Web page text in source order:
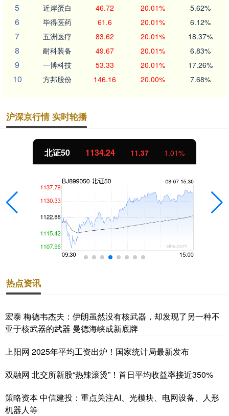
5 近岸蛋白 46.72 20.01% 5.62%
6 毕得医药 61.6 20.01% 6.12%
7 五洲医疗 83.62 20.01% 18.37%
8 耐科装备 49.67 20.01% 6.83%
9 一博科技 53.33 20.01% 17.26%
10 方邦股份 146.16 20.00% 7.68%
沪深京行情 实时轮播
北证50 1134.24 11.37 1.01%
热点资讯
宏泰 梅德韦杰夫：伊朗虽然没有核武器，却发现了另一种不
亚于核武器的武器 曼德海峡成新底牌
上阳网 2025年平均工资出炉！国家统计局最新发布
双融网 北交所新股“热辣滚烫”！首日平均收益率接近350%
策略资本 中信建投：重点关注AI、光模块、电网设备、人形
机器人等